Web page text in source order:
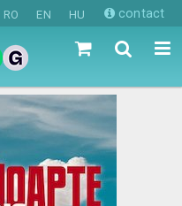
RO EN HU contact